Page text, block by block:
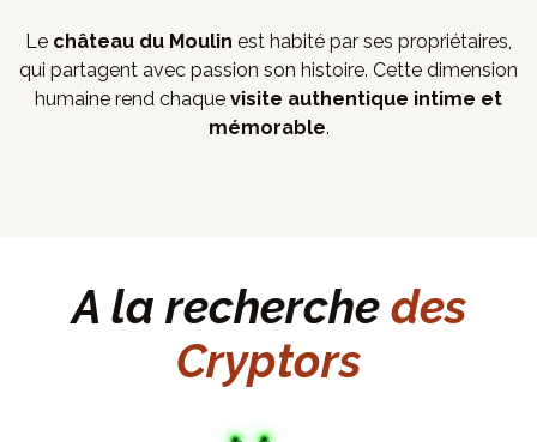
Le château du Moulin est habité par ses propriétaires,
qui partagent avec passion son histoire. Cette dimension
humaine rend chaque visite authentique intime et
mémorable.
A la recherche des
Cryptors